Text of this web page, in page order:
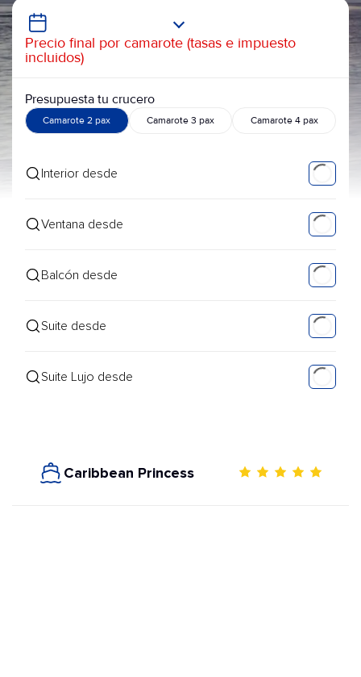
Precio final por camarote (tasas e impuesto
incluidos)
Presupuesta tu crucero
Camarote 2 pax Camarote 3 pax Camarote 4 pax
Interior desde
Ventana desde
Balcón desde
Suite desde
Suite Lujo desde
Caribbean Princess